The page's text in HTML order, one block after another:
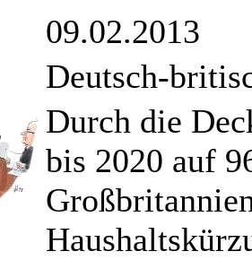
09.02.2013
Deutsch-
Durch die
bis 2020 auf